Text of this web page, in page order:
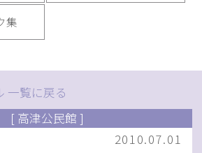
集
覧に戻る
[ 高津公民館 ]
2010.07.01